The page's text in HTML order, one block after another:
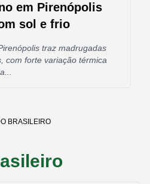
em Pirenópolis
sol e frio
traz madrugadas
com forte variação térmica
BRASILEIRO